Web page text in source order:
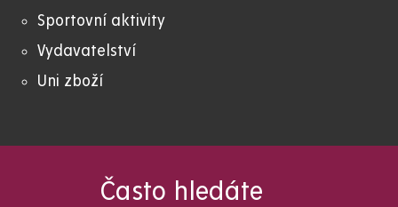
Sportovní aktivity
Vydavatelství
Uni zboží
Často hledáte